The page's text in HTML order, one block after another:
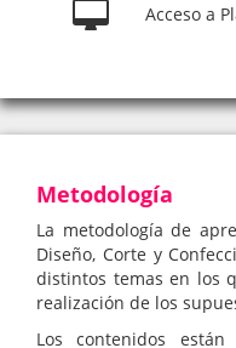
Acceso a
Metodología
La metodología de
Diseño, Corte y
distintos temas en los
realización de los
Los contenidos